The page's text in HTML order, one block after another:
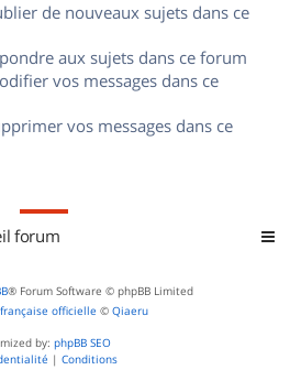
de nouveaux sujets dans ce
aux sujets dans ce forum
vos messages dans ce
vos messages dans ce
forum
® Forum Software © phpBB Limited
officielle © Qiaeru
by: phpBB SEO
| Conditions